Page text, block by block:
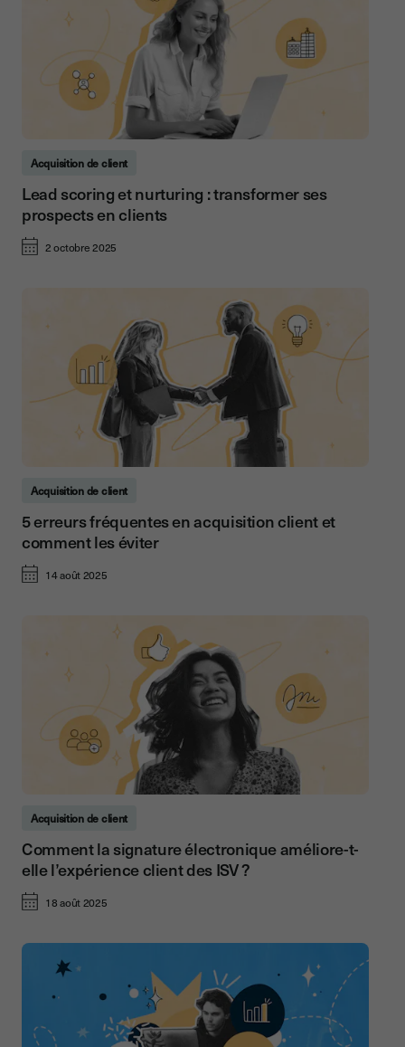
Acquisition de client
Lead scoring et nurturing : transformer ses
prospects en clients
2 octobre 2025
Acquisition de client
5 erreurs fréquentes en acquisition client et
comment les éviter
14 août 2025
Acquisition de client
Comment la signature électronique améliore-t-
elle l’expérience client des ISV ?
18 août 2025